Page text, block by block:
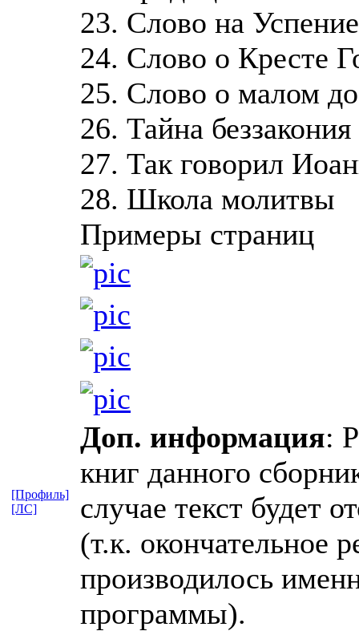
23. Слово на
24. Слово о Кресте
25. Слово о малом
26. Тайна беззакония
27. Так говорил
28. Школа молитвы
Примеры страниц
Доп. информация:
книг данного
случае текст будет
(т.к. окончательное
производилось
программы).
[Профиль]
[ЛС]